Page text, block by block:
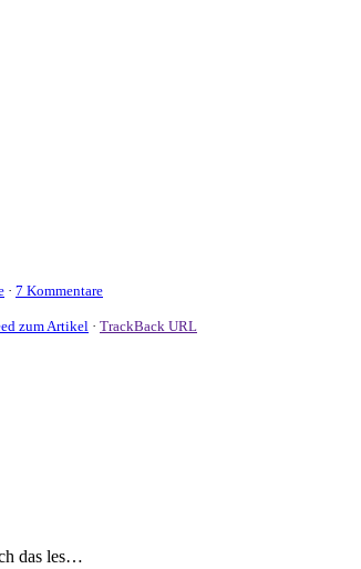
· 7 Kommentare
zum Artikel · TrackBack URL
das les…